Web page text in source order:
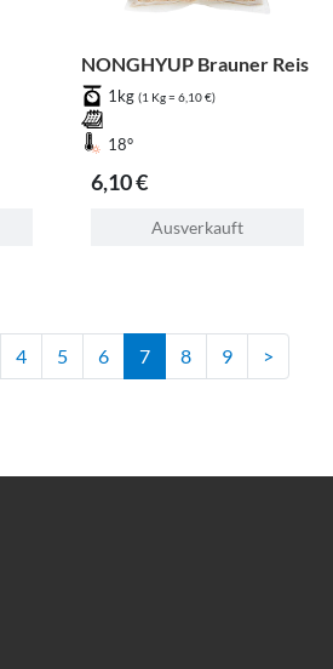
NONGHYUP Brauner Reis
1kg (1 Kg = 6,10 €)
18°
6,10 €
Ausverkauft
4 5 6 7 8 9 >